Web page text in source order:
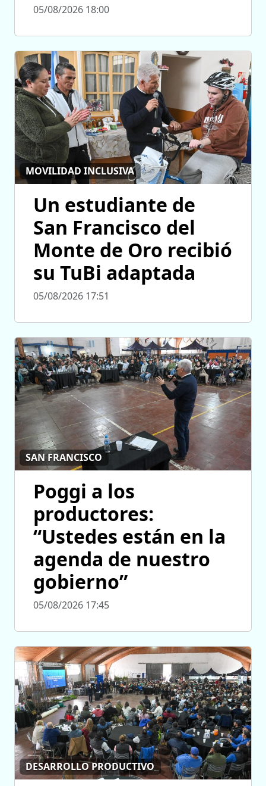
05/08/2026 18:00
MOVILIDAD INCLUSIVA
Un estudiante de
San Francisco del
Monte de Oro recibió
su TuBi adaptada
05/08/2026 17:51
SAN FRANCISCO
Poggi a los
productores:
“Ustedes están en la
agenda de nuestro
gobierno”
05/08/2026 17:45
DESARROLLO PRODUCTIVO